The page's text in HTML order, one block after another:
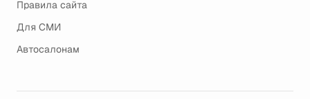
Правила сайта
Для СМИ
Автосалонам